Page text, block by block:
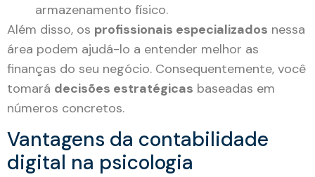
armazenamento físico.
Além disso, os profissionais especializados nessa
área podem ajudá-lo a entender melhor as
finanças do seu negócio. Consequentemente, você
tomará decisões estratégicas baseadas em
números concretos.
Vantagens da contabilidade
digital na psicologia